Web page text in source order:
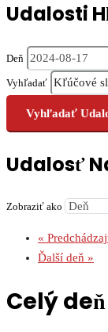
Udalosti
Deň
Vyhľadať
Udalosť
Zobraziť ako
«
Ďalší deň »
Celý deň